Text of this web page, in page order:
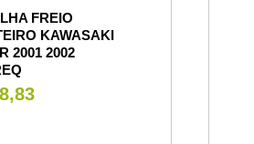
FREIO
KAWASAKI
2001 2002